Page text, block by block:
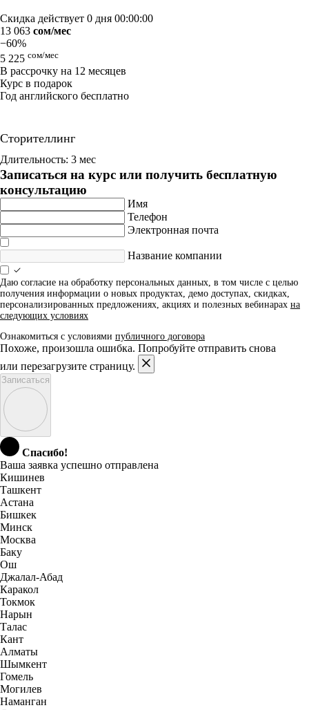
Скидка действует 0 дня 00:00:00
13 063 сом/мес
−60%
5 225 сом/мес
В рассрочку на 12 месяцев
Курс в подарок
Год английского бесплатно
Сторителлинг
Длительность: 3 мес
Записаться на курс или получить бесплатную
консультацию
Имя
Телефон
Электронная почта
Название компании
Даю согласие на обработку персональных данных, в том числе с целью
получения информации о новых продуктах, демо доступах, скидках,
персонализированных предложениях, акциях и полезных вебинарах на
следующих условиях
Ознакомиться с условиями публичного договора
Похоже, произошла ошибка. Попробуйте отправить снова
или перезагрузите страницу.
Записаться
Спасибо!
Ваша заявка успешно отправлена
Кишинев
Ташкент
Астана
Бишкек
Минск
Москва
Баку
Ош
Джалал-Абад
Каракол
Токмок
Нарын
Талас
Кант
Алматы
Шымкент
Гомель
Могилев
Наманган